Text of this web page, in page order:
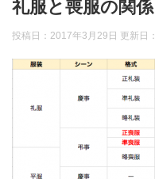
礼服と喪服の関係
投稿日：2017年3月29日 更新日：